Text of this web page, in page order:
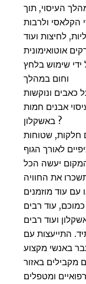
העיסוי, תוך
הקלאסי ולרבות
אוטואימונית
ידי שימוש בלחץ
וחום במהלך
ונוקשות
אבנים חמות
באשקלון ?
חלקות, שטוחות
יעשה הכל
את החוויה
עוד רבים
ועוד רבים
התייעצות עם
באנשי מקצוע
ומטפלים